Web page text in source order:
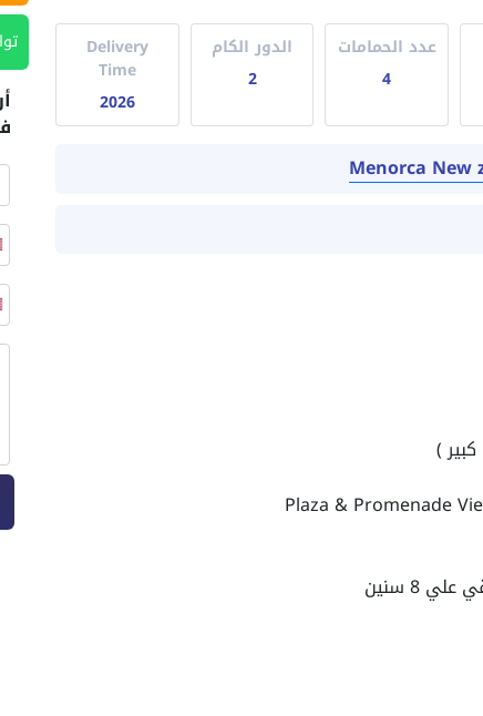
عدد الحمامات
4
الدور الكام
2
Delivery
Time
2026